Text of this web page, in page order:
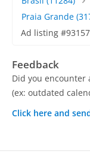
Praia Grande
Ad listing #93157
Feedback
Did you
(ex: outdated
Click here and